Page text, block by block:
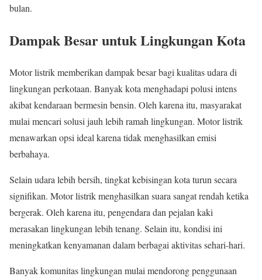
bulan.
Dampak Besar untuk Lingkungan Kota
Motor listrik memberikan dampak besar bagi kualitas udara di
lingkungan perkotaan. Banyak kota menghadapi polusi intens
akibat kendaraan bermesin bensin. Oleh karena itu, masyarakat
mulai mencari solusi jauh lebih ramah lingkungan. Motor listrik
menawarkan opsi ideal karena tidak menghasilkan emisi
berbahaya.
Selain udara lebih bersih, tingkat kebisingan kota turun secara
signifikan. Motor listrik menghasilkan suara sangat rendah ketika
bergerak. Oleh karena itu, pengendara dan pejalan kaki
merasakan lingkungan lebih tenang. Selain itu, kondisi ini
meningkatkan kenyamanan dalam berbagai aktivitas sehari-hari.
Banyak komunitas lingkungan mulai mendorong penggunaan